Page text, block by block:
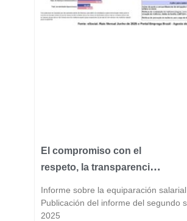
El compromiso con el
respeto, la transparencia
del ADN de Fast Group.
Informe sobre la equiparación
Publicación del informe del segundo
2025